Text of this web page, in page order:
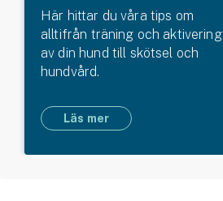
Här hittar du våra tips om
alltifrån träning och aktivering
av din hund till skötsel och
hundvård.
Läs mer